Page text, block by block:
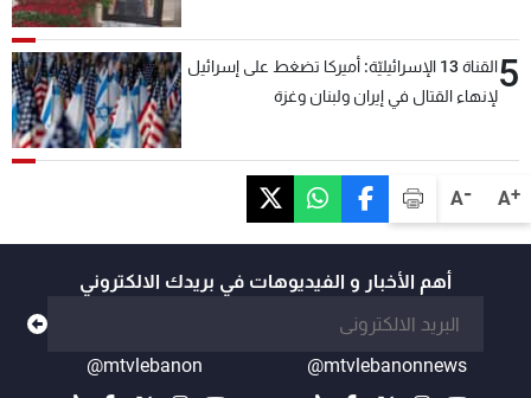
A+
A-
5
القناة 13 الإسرائيليّة: أميركا تضغط على إسرائيل
لإنهاء القتال في إيران ولبنان وغزة
أهم الأخبار و الفيديوهات في بريدك الالكتروني
@mtvlebanonnews
@mtvlebanon